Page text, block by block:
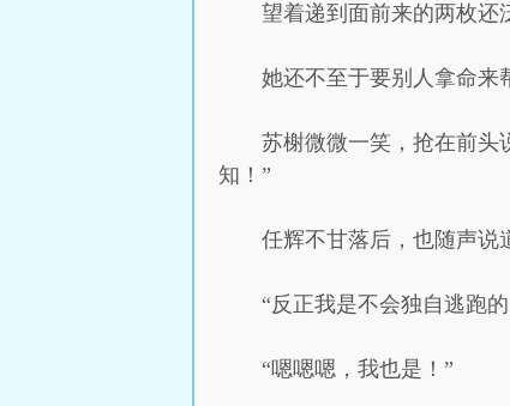
望着递到面前来的两枚还
她还不至于要别人拿命来
苏榭微微一笑，抢在前头
知！”
任辉不甘落后，也随声说
“反正我是不会独自逃跑
“嗯嗯嗯，我也是！”